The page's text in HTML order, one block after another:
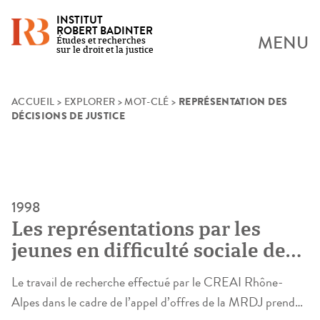
Skip
INSTITUT
ROBERT BADINTER
Études et recherches
sur le droit et la justice
MENU
ACCUEIL > EXPLORER >MOT-CLÉ > REPRÉSENTATION DES
DÉCISIONS DE JUSTICE
1998
Les représentations par les
jeunes en difficulté sociale des
décisions de justice
Le travail de recherche effectué par le CREAI Rhône-
Alpes dans le cadre de l’appel d’offres de la MRDJ prend